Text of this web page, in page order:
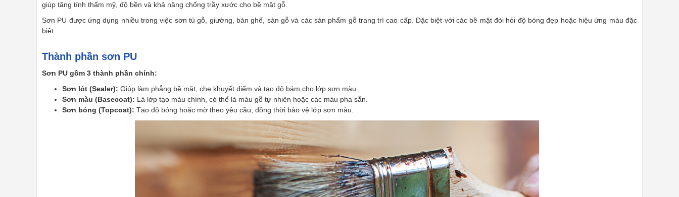
giúp tăng tính thẩm mỹ, độ bền và khả năng chống trầy xước cho bề mặt gỗ.
Sơn PU được ứng dụng nhiều trong việc sơn tủ gỗ, giường, bàn ghế, sàn gỗ và các sản phẩm gỗ trang trí cao cấp. Đặc biệt với các bề mặt đòi hỏi độ bóng đẹp hoặc hiệu ứng màu đặc
biệt.
Thành phần sơn PU
Sơn PU gồm 3 thành phần chính:
Sơn lót (Sealer): Giúp làm phẳng bề mặt, che khuyết điểm và tạo độ bám cho lớp sơn màu.
Sơn màu (Basecoat): Là lớp tạo màu chính, có thể là màu gỗ tự nhiên hoặc các màu pha sẵn.
Sơn bóng (Topcoat): Tạo độ bóng hoặc mờ theo yêu cầu, đồng thời bảo vệ lớp sơn màu.